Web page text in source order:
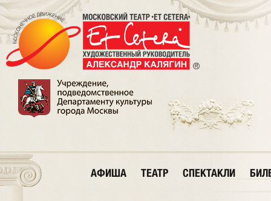
АФИША ТЕАТР СПЕКТАКЛИ